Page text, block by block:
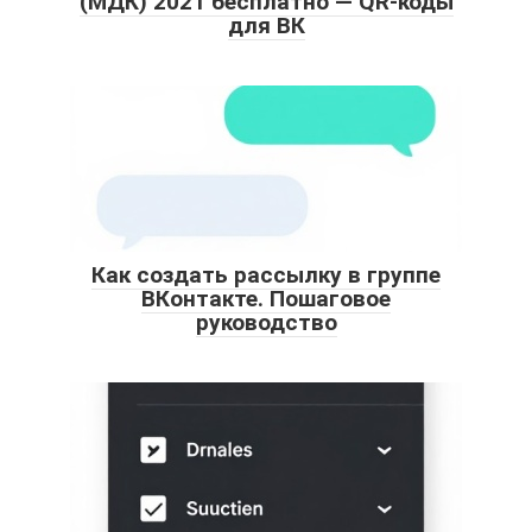
для ВК
Как создать рассылку в группе
ВКонтакте. Пошаговое
руководство